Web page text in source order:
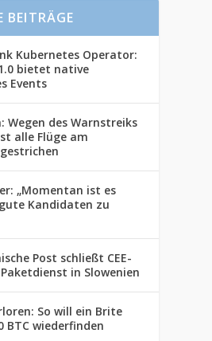
BEITRÄGE
Kubernetes Operator:
bietet native
Events
Wegen des Warnstreiks
alle Flüge am
„Momentan ist es
Kandidaten zu
Post schließt CEE-
in Slowenien
So will ein Brite
BTC wiederfinden